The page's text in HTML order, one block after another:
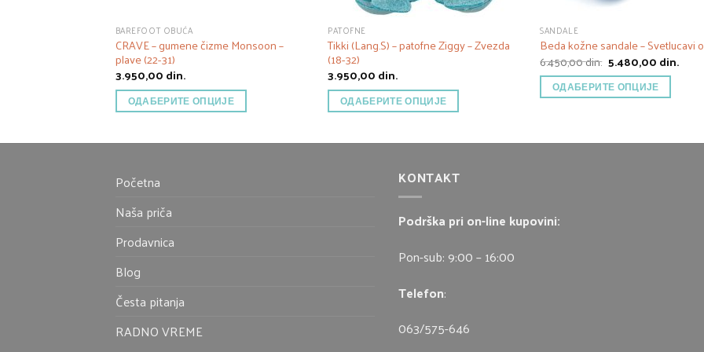
BAREFOOT OBUĆA
CRAVE – gumene čizme Monsoon –
plave (22-31)
3.950,00din.
ОДАБЕРИТЕ ОПЦИЈЕ
PATOFNE
Tikki (Lang.S) – patofne Ziggy – Zvezda
(18-32)
3.950,00din.
ОДАБЕРИТЕ ОПЦИЈЕ
SANDALE
Beda kožne sandale – Svetlucavi
6.450,00din. Оригинална
цена
је
била:
6.450,00 din..
5.480,00din.цена
ОДАБЕРИТЕ ОПЦИЈЕ
Početna
Naša priča
Prodavnica
Blog
Česta pitanja
RADNO VREME
KONTAKT
Podrška pri on-line kupovini:
Pon-sub: 9:00 – 16:00
Telefon:
063/575-646